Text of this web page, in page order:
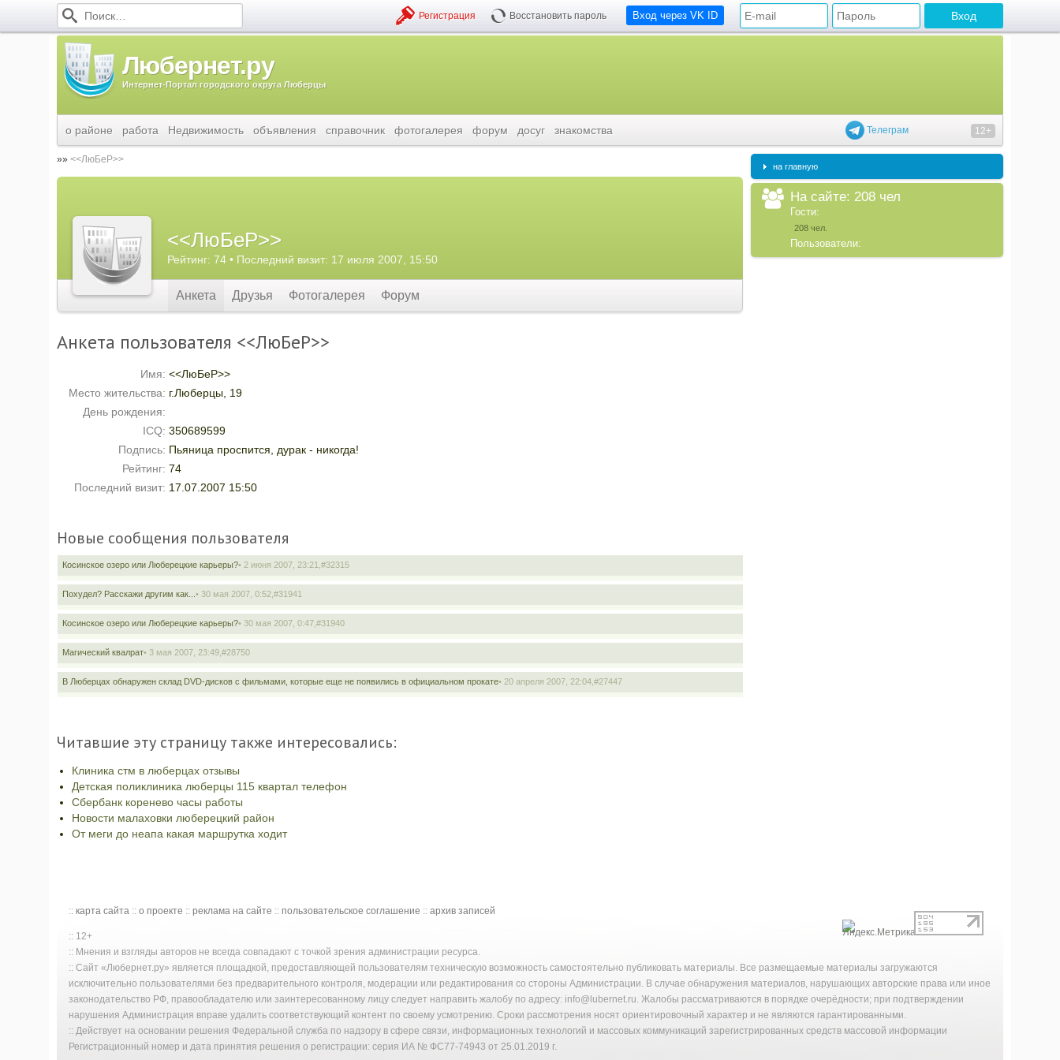
Вход через VK ID
Регистрация Восстановить пароль
Любернет.ру
Интернет-Портал городского округа Люберцы
Телеграм 12+
о районе работа Недвижимость объявления справочник фотогалерея форум досуг знакомства
<<ЛюБеР>>
<<ЛюБеР>>
Рейтинг: 74 • Последний визит: 17 июля 2007, 15:50
Анкета Друзья Фотогалерея Форум
Анкета пользователя <<ЛюБеР>>
Имя: <<ЛюБеР>>
Место жительства: г.Люберцы, 19
День рождения:
ICQ: 350689599
Подпись: Пьяница проспится, дурак - никогда!
Рейтинг: 74
Последний визит: 17.07.2007 15:50
Новые сообщения пользователя
Косинское озеро или Люберецкие карьеры?• 2 июня 2007, 23:21, #32315
Похудел? Расскажи другим как... • 30 мая 2007, 0:52, #31941
Косинское озеро или Люберецкие карьеры?• 30 мая 2007, 0:47, #31940
Магический квалрат• 3 мая 2007, 23:49, #28750
В Люберцах обнаружен склад DVD-дисков с фильмами, которые еще не появились в официальном прокате• 20 апреля 2007, 22:04, #27447
Читавшие эту страницу также интересовались:
Клиника стм в люберцах отзывы
Детская поликлиника люберцы 115 квартал телефон
Сбербанк коренево часы работы
Новости малаховки люберецкий район
От меги до неапа какая маршрутка ходит
на главную
На сайте: 208 чел
Гости:
208 чел.
Пользователи:
:: карта сайта :: о проекте :: реклама на сайте :: пользовательское соглашение :: архив записей
:: 12+
:: Мнения и взгляды авторов не всегда совпадают с точкой зрения администрации ресурса.
:: Сайт «Любернет.ру» является площадкой, предоставляющей пользователям техническую возможность самостоятельно публиковать материалы. Все размещаемые материалы загружаются
исключительно пользователями без предварительного контроля, модерации или редактирования со стороны Администрации. В случае обнаружения материалов, нарушающих авторские права или иное
законодательство РФ, правообладателю или заинтересованному лицу следует направить жалобу по адресу: info@lubernet.ru. Жалобы рассматриваются в порядке очерёдности; при подтверждении
нарушения Администрация вправе удалить соответствующий контент по своему усмотрению. Сроки рассмотрения носят ориентировочный характер и не являются гарантированными.
:: Действует на основании решения Федеральной служба по надзору в сфере связи, информационных технологий и массовых коммуникаций зарегистрированных средств массовой информации
Регистрационный номер и дата принятия решения о регистрации: серия ИА № ФС77-74943 от 25.01.2019 г.